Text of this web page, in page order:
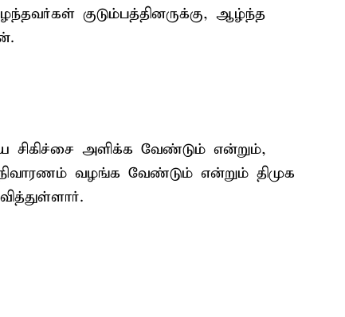
குடும்பத்தினருக்கு, ஆழ்ந்த
சிகிச்சை அளிக்க வேண்டும் என்றும்,
வழங்க வேண்டும் என்றும் திமுக